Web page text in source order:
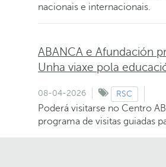
nacionais e internacionais.
ABANCA e Afundación
Unha viaxe pola
08-04-2026 RSC
Poderá visitarse no Centro
programa de visitas guiadas